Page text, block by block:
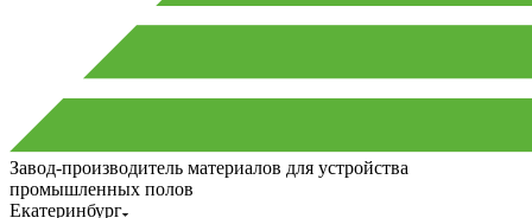
Завод-производитель материалов для устройства
промышленных полов
Екатеринбург